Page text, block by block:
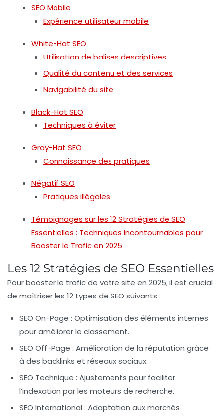
SEO Mobile
Expérience utilisateur mobile
White-Hat SEO
Utilisation de balises descriptives
Qualité du contenu et des services
Navigabilité du site
Black-Hat SEO
Techniques à éviter
Gray-Hat SEO
Connaissance des pratiques
Négatif SEO
Pratiques illégales
Témoignages sur les 12 Stratégies de SEO
Essentielles : Techniques Incontournables pour
Booster le Trafic en 2025
Les 12 Stratégies de SEO Essentielles
Pourbooster le traficde votre site en 2025, il est crucial
de maîtriser les 12 types de SEO suivants :
SEO On-Page : Optimisation des éléments internes
pour améliorer le classement.
SEO Off-Page : Amélioration de la réputation grâce
à des backlinks et réseaux sociaux.
SEO Technique : Ajustements pour faciliter
l’indexation par les moteurs de recherche.
SEO International : Adaptation aux marchés